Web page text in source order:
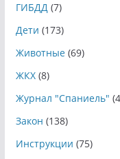
ГИБДД(7)
Дети (173)
Животные(69)
ЖКХ(8)
Журнал "Спаниель"
Закон (138)
Инструкции (75)